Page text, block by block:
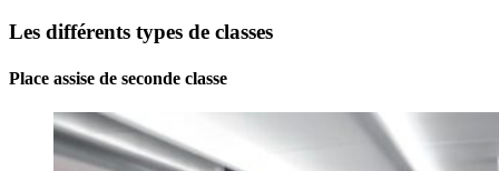
Les différents types de classes
Place assise de seconde classe